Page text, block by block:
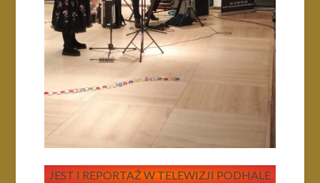
JEST I REPORTAŻ W TELEWIZJI PODHALE